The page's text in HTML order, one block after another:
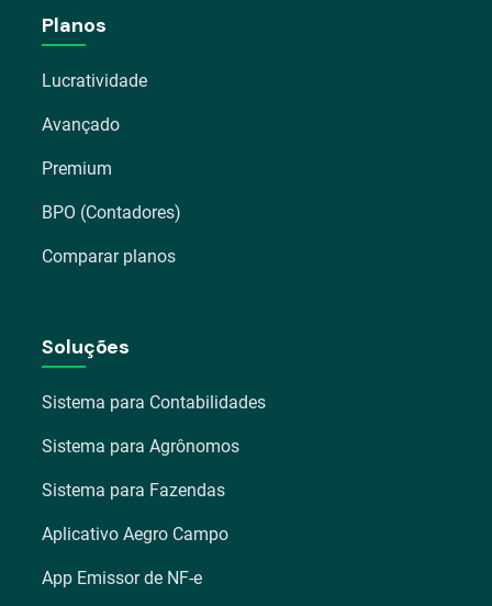
Planos
Lucratividade
Avançado
Premium
BPO (Contadores)
Comparar planos
Soluções
Sistema para Contabilidades
Sistema para Agrônomos
Sistema para Fazendas
Aplicativo Aegro Campo
App Emissor de NF-e